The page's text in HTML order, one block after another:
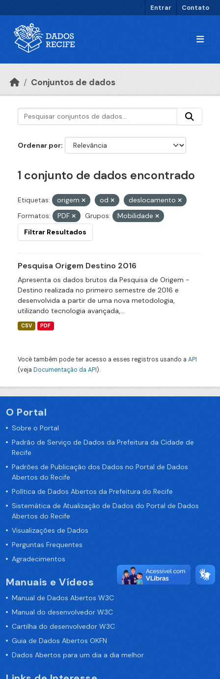
Entrar Contato
Conjuntos de dados
Ordenar por
1 conjunto de dados encontrado
Etiquetas: origem od
deslocamento
Formatos:
PDF Grupos:
Mobilidade
Filtrar Resultados
Pesquisa Origem Destino 2016
Apresenta os dados brutos da Pesquisa de Origem -
Destino realizada no primeiro semestre de 2016 e
desenvolvida a partir de uma nova metodologia,
utilizando tecnologia avançada,...
CSV PDF
Você também pode ter acesso a esses registros usando a API
(veja Documentação da API).
O Portal
Sobre o Portal
Padrão de Serviço de Dados da Prefeitura da Cidade de
Recife
Padrões de Publicação dos Dados no Portal de Dados
Abertos do Recife
Política de Dados Abertos da Prefeitura do Recife
Sistemática de Atualização de Dados do Portal de Dados
Abertos do Recife
Visualizações de Dados
Perguntas Frequentes
Agradecimentos
Manuais e Vídeos
Manual de Dados Abertos W3C
Manual do desenvolvedor W3C
Cartilha do desenvolvedor W3C
Guia de Dados Abertos OKFN
Dados Abertos para um dia a dia melhor